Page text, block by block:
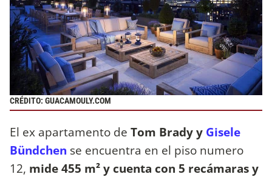
CRÉDITO: GUACAMOULY.COM
El ex apartamento de Tom Brady y Gisele
Bündchen se encuentra en el piso numero
12, mide 455 m² y cuenta con 5 recámaras y